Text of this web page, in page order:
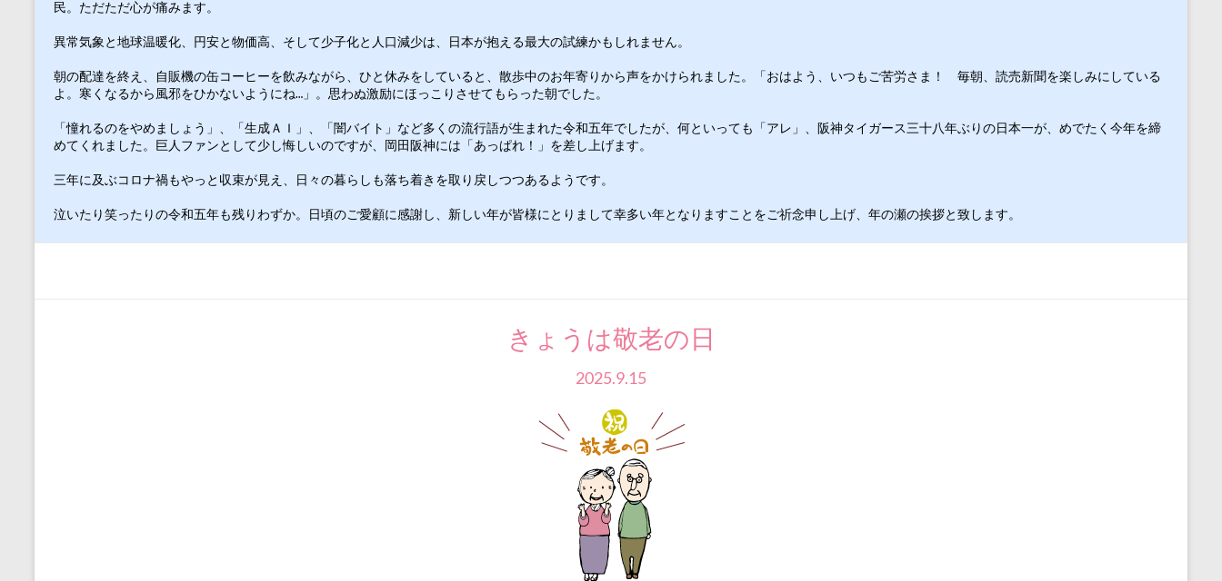
民。ただただ心が痛みます。
異常気象と地球温暖化、円安と物価高、そして少子化と人口減少は、日本が抱える最大の試練かもしれません。
朝の配達を終え、自販機の缶コーヒーを飲みながら、ひと休みをしていると、散歩中のお年寄りから声をかけられました。「おはよう、いつもご苦労さま！　毎朝、読売新聞を楽しみにしている
よ。寒くなるから風邪をひかないようにね…」。思わぬ激励にほっこりさせてもらった朝でした。
「憧れるのをやめましょう」、「生成ＡＩ」、「闇バイト」など多くの流行語が生まれた令和五年でしたが、何といっても「アレ」、阪神タイガース三十八年ぶりの日本一が、めでたく今年を締
めてくれました。巨人ファンとして少し悔しいのですが、岡田阪神には「あっぱれ！」を差し上げます。
三年に及ぶコロナ禍もやっと収束が見え、日々の暮らしも落ち着きを取り戻しつつあるようです。
泣いたり笑ったりの令和五年も残りわずか。日頃のご愛顧に感謝し、新しい年が皆様にとりまして幸多い年となりますことをご祈念申し上げ、年の瀬の挨拶と致します。
きょうは敬老の日
2025.9.15